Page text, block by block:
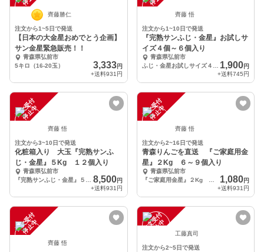
齊藤勝仁
注文から1~5日で発送
【日本の大金星おめでとう企画】
サン金星緊急販売！！
青森県弘前市
5キロ（16-20玉）
3,333円
+送料931円
齊藤 悟
注文から1~10日で発送
『完熟サンふじ・金星』お試しサ
イズ４個～６個入り
青森県弘前市
1,900円
+送料745円
注
文
受
付
停
止
中
齊藤 悟
注文から3~10日で発送
化粧箱入り 大玉『完熟サンふ
じ・金星』５Kg １２個入り
青森県弘前市
8,500円
+送料931円
注
文
受
付
停
止
中
齊藤 悟
注文から2~16日で発送
青森りんごを直送 『ご家庭用金
星』２Kg ６～９個入り
青森県弘前市
1,080円
+送料931円
注
文
受
付
停
止
中
齊藤 悟
注
文
受
付
停
止
中 工藤真司
注文から2~5日で発送